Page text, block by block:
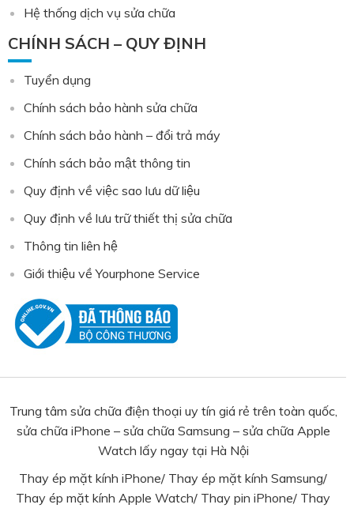
Hệ thống dịch vụ sửa chữa
CHÍNH SÁCH – QUY ĐỊNH
Tuyển dụng
Chính sách bảo hành sửa chữa
Chính sách bảo hành – đổi trả máy
Chính sách bảo mật thông tin
Quy định về việc sao lưu dữ liệu
Quy định về lưu trữ thiết thị sửa chữa
Thông tin liên hệ
Giới thiệu về Yourphone Service
Trung tâm sửa chữa điện thoại uy tín giá rẻ trên toàn quốc,
sửa chữa iPhone – sửa chữa Samsung – sửa chữa Apple
Watch lấy ngay tại Hà Nội
Thay ép mặt kính iPhone/ Thay ép mặt kính Samsung/
Thay ép mặt kính Apple Watch/ Thay pin iPhone/ Thay